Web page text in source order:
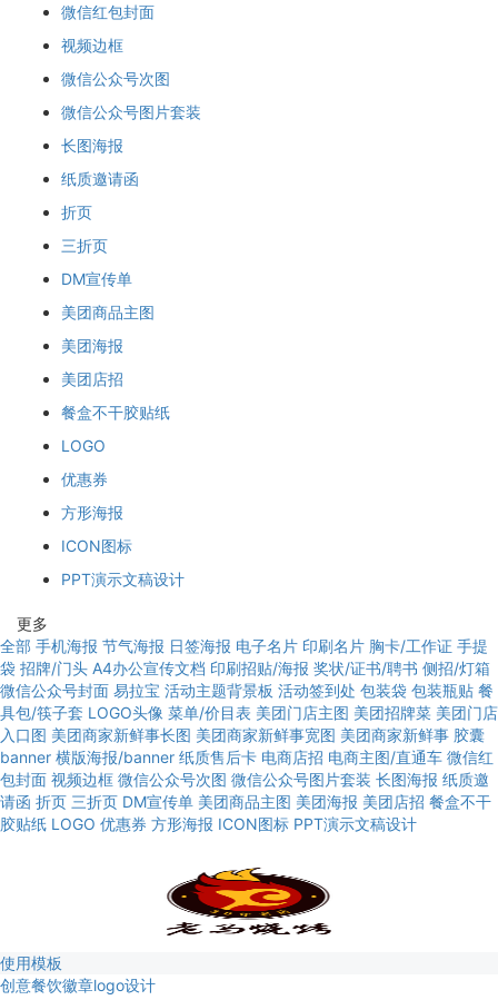
微信红包封面
视频边框
微信公众号次图
微信公众号图片套装
长图海报
纸质邀请函
折页
三折页
DM宣传单
美团商品主图
美团海报
美团店招
餐盒不干胶贴纸
LOGO
优惠券
方形海报
ICON图标
PPT演示文稿设计
更多
全部 手机海报 节气海报 日签海报 电子名片 印刷名片 胸卡/工作证 手提
袋 招牌/门头 A4办公宣传文档 印刷招贴/海报 奖状/证书/聘书 侧招/灯箱
微信公众号封面 易拉宝 活动主题背景板 活动签到处 包装袋 包装瓶贴 餐
具包/筷子套 LOGO头像 菜单/价目表 美团门店主图 美团招牌菜 美团门店
入口图 美团商家新鲜事长图 美团商家新鲜事宽图 美团商家新鲜事 胶囊
banner 横版海报/banner 纸质售后卡 电商店招 电商主图/直通车 微信红
包封面 视频边框 微信公众号次图 微信公众号图片套装 长图海报 纸质邀
请函 折页 三折页 DM宣传单 美团商品主图 美团海报 美团店招 餐盒不干
胶贴纸 LOGO 优惠券 方形海报 ICON图标 PPT演示文稿设计
使用模板
创意餐饮徽章logo设计